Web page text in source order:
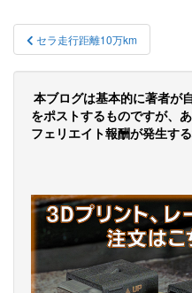
投
稿
ナ
ビ
シ
ョ
ン
セラ走行距離10万km
本ブログは基本的に著者が
をポストするものですが、
フェリエイト報酬が発生す